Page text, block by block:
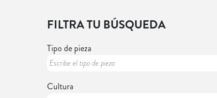
FILTRA TU BÚSQUEDA
Tipo de pieza
Cultura